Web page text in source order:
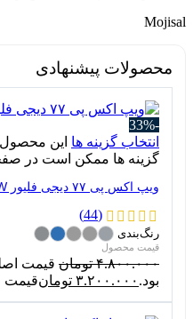
Mojisal
محصولات پیشنهادی
-33%
انتخاب گزینه ها این محصول
گزینه ها ممکن است در
ویپ اکس پی ۷۷ دیجی فلیور Geekvape Digiflavor XP 77W
(44)
رنگ‌بندی
۴.۸۰۰.۰۰۰ تومان
بود. ۳.۲۰۰.۰۰۰ تومانقیمت فعلی: